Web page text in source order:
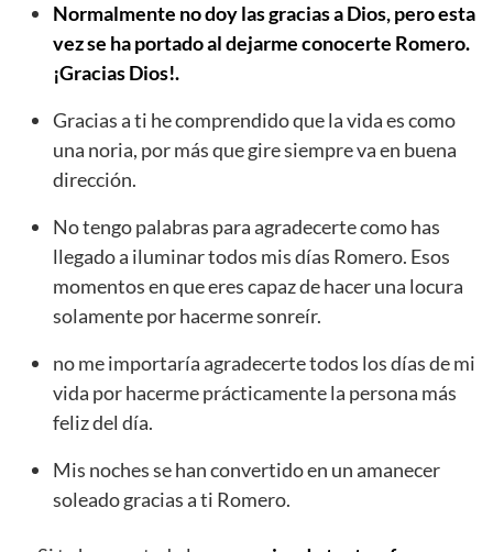
Normalmente no doy las gracias a Dios, pero esta
vez se ha portado al dejarme conocerte Romero.
¡Gracias Dios!.
Gracias a ti he comprendido que la vida es como
una noria, por más que gire siempre va en buena
dirección.
No tengo palabras para agradecerte como has
llegado a iluminar todos mis días Romero. Esos
momentos en que eres capaz de hacer una locura
solamente por hacerme sonreír.
no me importaría agradecerte todos los días de mi
vida por hacerme prácticamente la persona más
feliz del día.
Mis noches se han convertido en un amanecer
soleado gracias a ti Romero.